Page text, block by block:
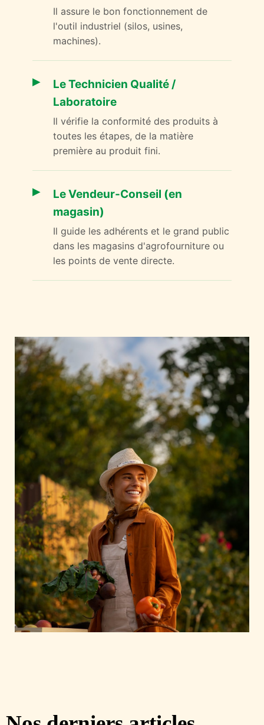
Il assure le bon fonctionnement de
l'outil industriel (silos, usines,
machines).
Le Technicien Qualité /
Laboratoire
Il vérifie la conformité des produits à
toutes les étapes, de la matière
première au produit fini.
Le Vendeur-Conseil (en
magasin)
Il guide les adhérents et le grand public
dans les magasins d'agrofourniture ou
les points de vente directe.